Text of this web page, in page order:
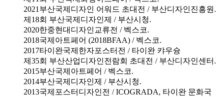
2021부산국제디자인 어워드 초대전 / 부산디자인진흥원.
제18회 부산국제디자인제 / 부산시청.
2020한중현대디자인교류전 / 벡스코.
2018국제아트페어 (2018BFAA) / 벡스코.
2017타이완국제한자포스터전 / 타이완 캬우슝
제35회 부산산업디자인전람회 초대전 / 부산디자인센터.
2015부산국제아트페어 / 벡스코.
2014부산국제디자인제 / 부산시청.
2013국제포스터디자인전 / ICOGRADA, 타이완 문화국